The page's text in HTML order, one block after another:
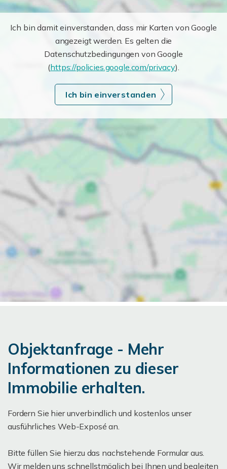
Ich bin damit einverstanden, dass mir Karten von Google
angezeigt werden. Es gelten die
Datenschutzbedingungen von Google
(https://policies.google.com/privacy).
Ich bin einverstanden
Objektanfrage - Mehr
Informationen zu dieser
Immobilie erhalten.
Fordern Sie hier unverbindlich und kostenlos unser
ausführliches Web-Exposé an.
Bitte füllen Sie hierzu das nachstehende Formular aus.
Wir melden uns schnellstmöglich bei Ihnen und begleiten